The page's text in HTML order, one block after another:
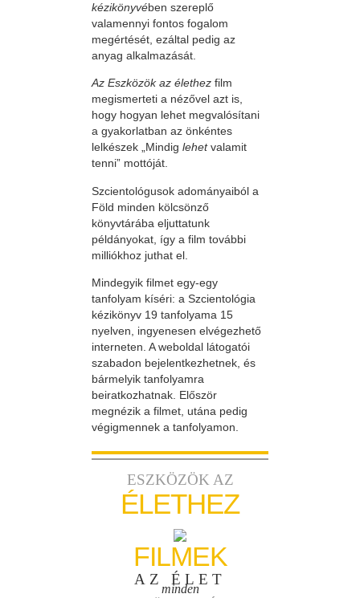
kézikönyvében szereplő
valamennyi fontos fogalom
megértését, ezáltal pedig az
anyag alkalmazását.
Az Eszközök az élethez film
megismerteti a nézővel azt is,
hogy hogyan lehet megvalósítani
a gyakorlatban az önkéntes
lelkészek „Mindig lehetvalamit
tenni” mottóját.
Szcientológusok adományaiból a
Föld minden kölcsönző
könyvtárába eljuttatunk
példányokat, így a film további
milliókhoz juthat el.
Mindegyik filmet egy-egy
tanfolyam kíséri: a Szcientológia
kézikönyv 19 tanfolyama 15
nyelven, ingyenesen elvégezhető
interneten. A weboldal látogatói
szabadon bejelentkezhetnek, és
bármelyik tanfolyamra
beiratkozhatnak. Először
megnézik a filmet, utána pedig
végigmennek a tanfolyamon.
ESZKÖZÖK AZ
ÉLETHEZ
FILMEK
AZ ÉLET
minden